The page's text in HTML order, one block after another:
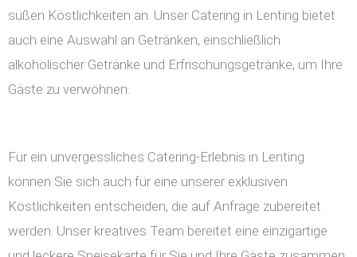
süßen Köstlichkeiten an. Unser Catering in Lenting bietet
auch eine Auswahl an Getränken, einschließlich
alkoholischer Getränke und Erfrischungsgetränke, um Ihre
Gäste zu verwöhnen.
Für ein unvergessliches Catering-Erlebnis in Lenting
können Sie sich auch für eine unserer exklusiven
Köstlichkeiten entscheiden, die auf Anfrage zubereitet
werden. Unser kreatives Team bereitet eine einzigartige